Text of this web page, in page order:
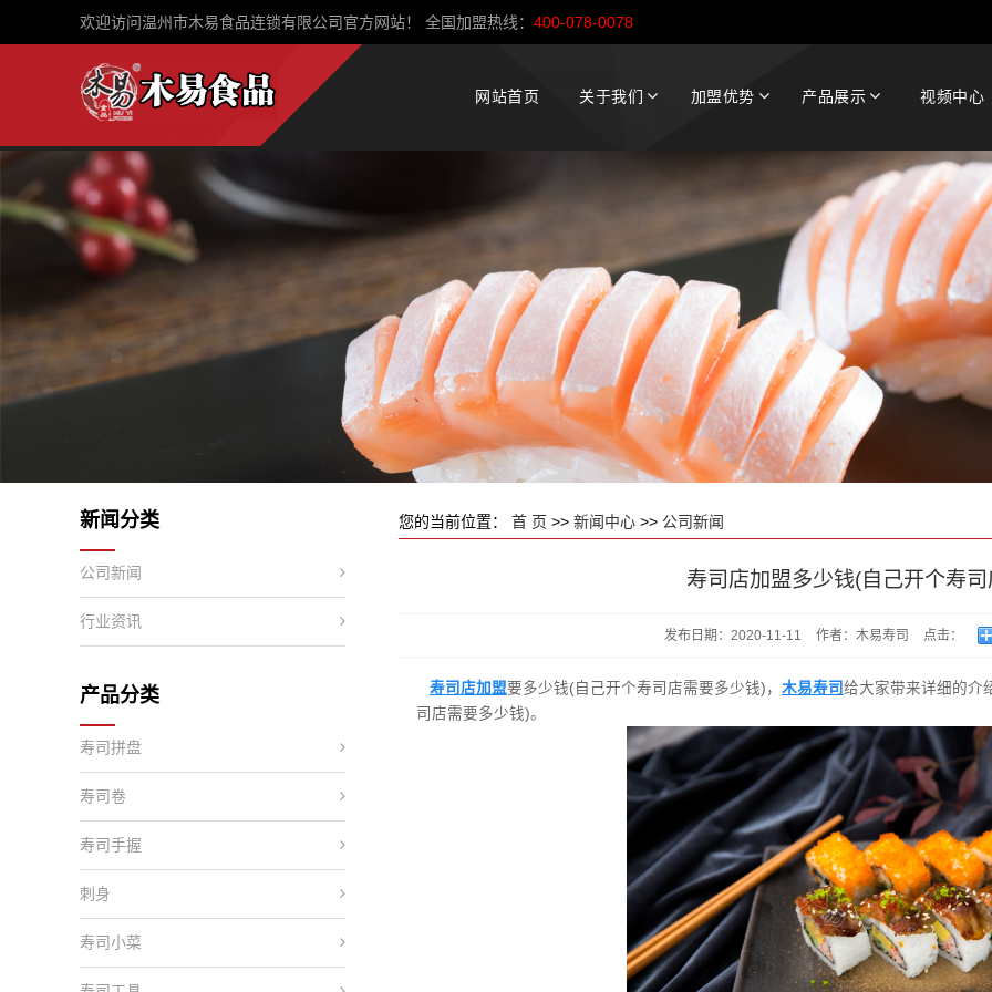
欢迎访问温州市木易食品连锁有限公司官方网站！ 全国加盟热线： 400-078-0078
网站首页 关于我们 加盟优势 产品展示 视频中心
新闻分类
公司新闻
行业资讯
产品分类
寿司拼盘
寿司卷
寿司手握
刺身
寿司小菜
您的当前位置： 首 页 >> 新闻中心 >> 公司新闻
寿司店加盟多少钱(自己开个寿
发布日期： 2020-11-11 作者： 木易寿司 点击：
寿司店加盟要多少钱(自己开个寿司店需要多少钱)， 木易寿司 给大家带来详细的介
司店需要多少钱)。